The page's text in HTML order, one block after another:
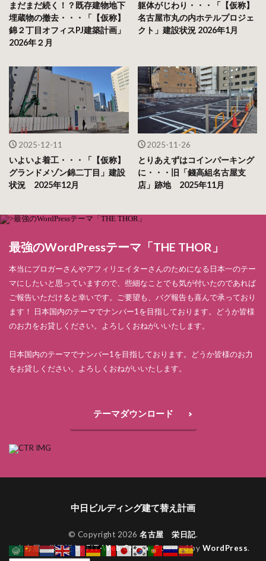
まだまだ続く！？既存建物地下
埋蔵物の撤去・・・「【仮称】
錦２丁目オフィスPJ建築計画」
2026年２月
躯体がじわり・・・「【仮称】
名古屋市丸の内ホテルプロジェ
クト」建設状況 2026年1月
2025-12-11
いよいよ着工・・・「【仮称】
グランドメゾン錦二丁目」建設
状況 2025年12月
2025-11-26
とりあえずはコインパーキング
に・・・旧「錢高組名古屋支
店」跡地 2025年11月
最強のWordPressテーマ「THE THOR」
本当にブロガーさんやアフィリエイターさんのためになる日本一のテー
マにしたいと思っていますので、些細なことでも気が付いたのであれば
ご報告いただけると幸いです。ご要望も、バグ報告も喜んで承っており
ます！ 日本国内のテーマでナンバー1を目指しております。どうか皆様
のお力をお貸しください。よろしくおねがいいたします。
日本国内のテーマでナンバー1を目指しております。どうか皆様のお力
をお貸しください。よろしくおねがいいたします。
テーマダウンロード
中日ビルディング建て替え計画
© Copyright 2026名古屋 栄日記.
名古屋 栄日記 byFIT-Web Create. Powered by WordPress.